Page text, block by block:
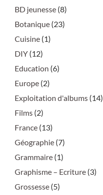
BD jeunesse (8)
Botanique (23)
Cuisine (1)
DIY (12)
Education (6)
Europe (2)
Exploitation d'albums (14)
Films (2)
France (13)
Géographie (7)
Grammaire (1)
Graphisme – Ecriture (3)
Grossesse (5)